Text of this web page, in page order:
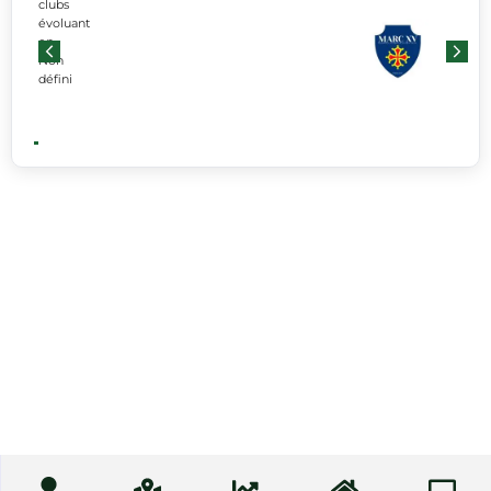
clubs
évoluant
en
Non
défini